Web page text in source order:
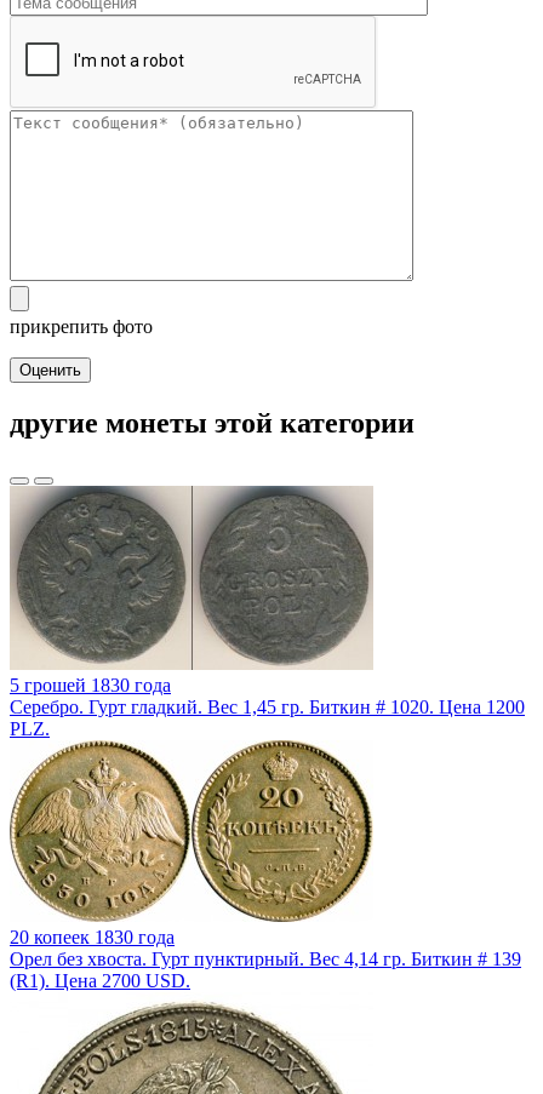
прикрепить фото
Оценить
другие монеты этой категории
5 грошей 1830 года
Серебро. Гурт гладкий. Вес 1,45 гр. Биткин # 1020. Цена 1200
PLZ.
20 копеек 1830 года
Орел без хвоста. Гурт пунктирный. Вес 4,14 гр. Биткин # 139
(R1). Цена 2700 USD.